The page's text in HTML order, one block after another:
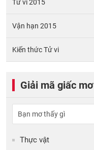
Tử vi 2015
Vận hạn 2015
Kiến thức Tử vi
Giải mã giấc mơ
Thực vật